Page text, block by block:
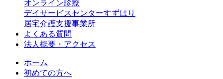
オンライン診療
デイサービスセンターすずはり
居宅介護支援事業所
よくある質問
法人概要・アクセス
ホーム
初めての方へ